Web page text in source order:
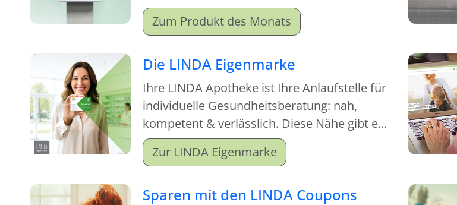
Sortiment an. Beim Kauf dieses
Monatsproduktes erhalten Sie einen
Zum Produkt des Monats
Die LINDA Eigenmarke
Ihre LINDA Apotheke ist Ihre Anlaufstelle für
individuelle Gesundheitsberatung: nah,
kompetent & verlässlich. Diese Nähe gibt es
jetzt auch für Ihre Hausapotheke!
Zur LINDA Eigenmarke
Sparen mit den LINDA Coupons